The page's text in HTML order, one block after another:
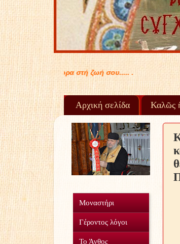
Αρχική σελίδα Καλῶς
Μοναστήρι
Γέροντος λόγοι
Το Άνθος